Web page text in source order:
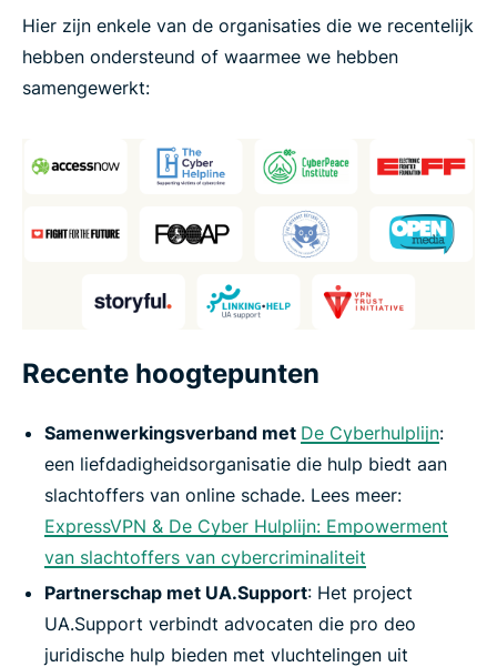
Hier zijn enkele van de organisaties die we recentelijk
hebben ondersteund of waarmee we hebben
samengewerkt:
Recente hoogtepunten
Samenwerkingsverband met De Cyberhulplijn:
een liefdadigheidsorganisatie die hulp biedt aan
slachtoffers van online schade. Lees meer:
ExpressVPN & De Cyber Hulplijn: Empowerment
van slachtoffers van cybercriminaliteit
Partnerschap met UA.Support: Het project
UA.Support verbindt advocaten die pro deo
juridische hulp bieden met vluchtelingen uit